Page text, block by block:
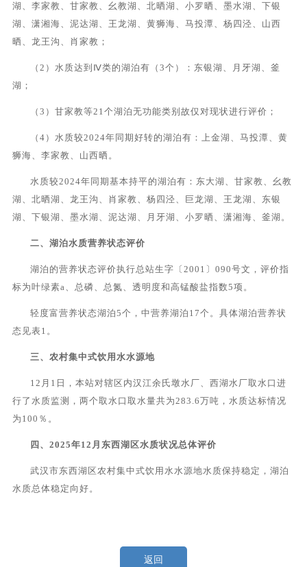
湖、李家教、甘家教、幺教湖、北晒湖、小罗晒、墨水湖、下银
湖、潇湘海、泥达湖、王龙湖、黄狮海、马投潭、杨四泾、山西
晒、龙王沟、肖家教；
（2） 水质达到 Ⅳ类的湖泊有（3个）：东银湖、月牙湖、釜
湖；
（3） 甘家教等21个湖泊无功能类别故仅对现状进行评价；
（4） 水质较2024年同期好转的湖泊有：上金湖、马投潭、黄
狮海、李家教、山西晒。
水质较2024年同期基本持平的湖泊有：东大湖、甘家教、幺教
湖、北晒湖、龙王沟、肖家教、杨四泾、巨龙湖、王龙湖、东银
湖、下银湖、墨水湖、泥达湖、月牙湖、小罗晒、潇湘海、釜湖。
二、 湖泊水质营养状态评价
湖泊的营养状态评价执行总站生字〔2001〕090号文，评价指
标为叶绿素a、总磷、总氮、透明度和高锰酸盐指数5项。
轻度富营养状态湖泊5个，中营养湖泊17个。具体湖泊营养状
态见表1。
三、 农村集中式饮用水水源地
12 月 1 日， 本站对辖区内汉江余氏墩水厂、西湖水厂取水口 进
行了 水质监测， 两个取水口取水量共为283.6万吨，水质达标情况
为100％。
四、 2025年12 月东西湖区水质状况总体评价
武汉市东西湖区农村集中式饮用水水源地水质保持稳定 ，湖泊
水质总体稳定向好。
返回